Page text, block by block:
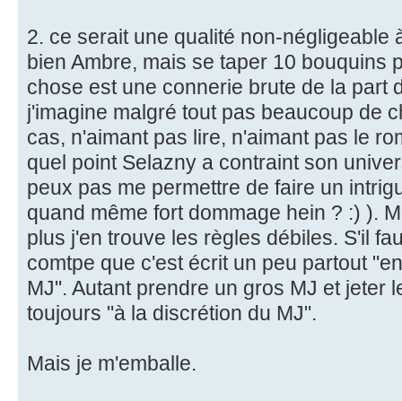
2. ce serait une qualité non-négligeable
bien Ambre, mais se taper 10 bouquins
chose est une connerie brute de la part
j'imagine malgré tout pas beaucoup de
cas, n'aimant pas lire, n'aimant pas le
quel point Selazny a contraint son
peux pas me permettre de faire un
quand même fort dommage hein ? :) ).
plus j'en trouve les règles débiles. S'il
comtpe que c'est écrit un peu partout
MJ". Autant prendre un gros MJ et jeter
toujours "à la discrétion du MJ".
Mais je m'emballe.